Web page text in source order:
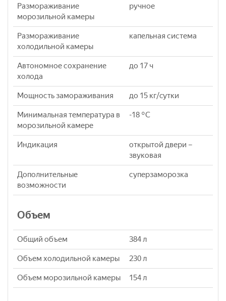
Размораживание
морозильной камеры
ручное
Размораживание
холодильной камеры
капельная система
Автономное сохранение
холода
до 17 ч
Мощность замораживания до 15 кг/cутки
Минимальная температура в
морозильной камере
-18 °C
Индикация
открытой двери –
звуковая
Дополнительные
возможности
суперзаморозка
Объем
Общий объем 384 л
Объем холодильной камеры 230 л
Объем морозильной камеры 154 л